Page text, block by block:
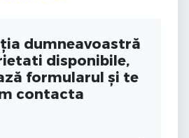
dumneavoastră
disponibile,
formularul și te
contacta